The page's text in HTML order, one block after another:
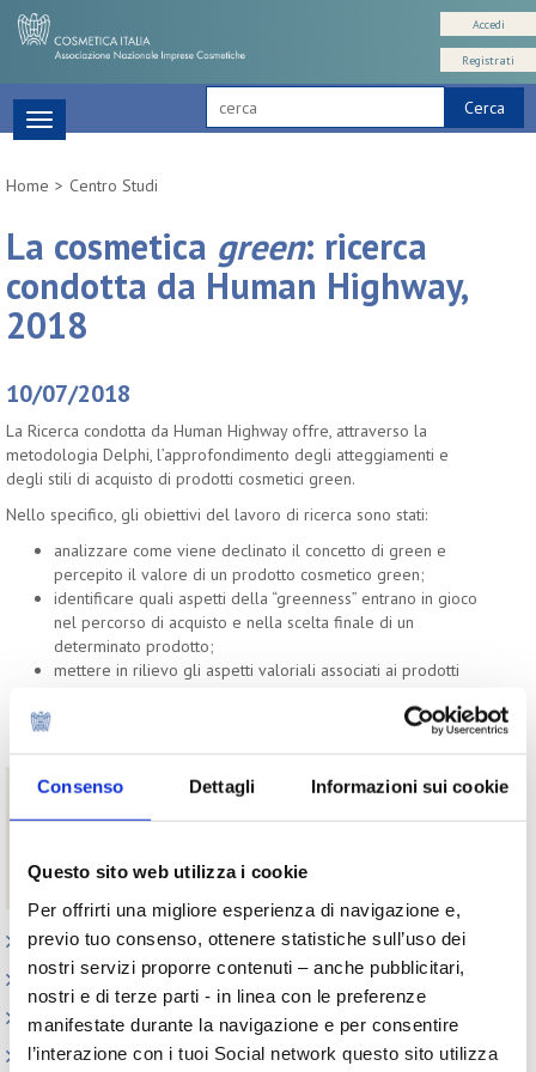
Consenso Dettagli Informazioni sui cookie
Questo sito web utilizza i cookie
Per offrirti una migliore esperienza di navigazione e,
previo tuo consenso, ottenere statistiche sull’uso dei
nostri servizi proporre contenuti – anche pubblicitari,
nostri e di terze parti - in linea con le preferenze
manifestate durante la navigazione e per consentire
l’interazione con i tuoi Social network questo sito utilizza
Cerca
Accedi
Registrati
Toggle
navigation
Home
Centro Studi
La cosmetica green: ricerca
condotta da Human Highway,
2018
10/07/2018
La Ricerca condotta da Human Highway offre, attraverso la
metodologia Delphi, l’approfondimento degli atteggiamenti e
degli stili di acquisto di prodotti cosmetici green.
Nello specifico, gli obiettivi del lavoro di ricerca sono stati:
analizzare come viene declinato il concetto di green e
percepito il valore di un prodotto cosmetico green;
identificare quali aspetti della “greenness” entrano in gioco
nel percorso di acquisto e nella scelta finale di un
determinato prodotto;
mettere in rilievo gli aspetti valoriali associati ai prodotti
analizzare le affinità di canale con il prodotto green:
Download
Il green nei prodotti cosmetici - Ricerca completa
riservata agli associati di Cosmetica Italia
Appuntamenti
Outlook: il nuovo report del Centro Studi
Contesto macroeconomico
Scenari internazionali